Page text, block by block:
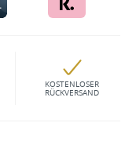
KOSTENLOSER
RÜCKVERSAND